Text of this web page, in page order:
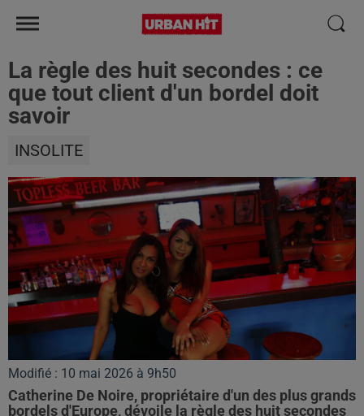
La règle des huit secondes : ce
que tout client d'un bordel doit
savoir
INSOLITE
Modifié : 10 mai 2026 à 9h50
Catherine De Noire, propriétaire d'un des plus grands
bordels d'Europe, dévoile la règle des huit secondes